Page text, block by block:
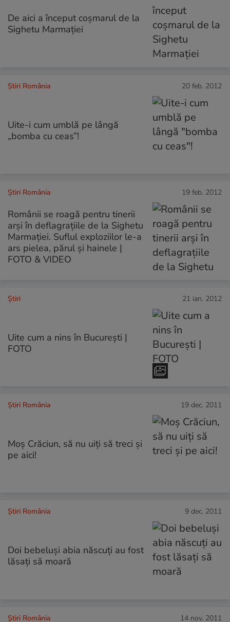
De aici a început coşmarul de la
Sighetu Marmaţiei
Știri România 20 feb. 2012
Uite-i cum umblă pe lângă
„bomba cu ceas”!
Știri România 19 feb. 2012
Românii se roagă pentru tinerii
arşi în deflagraţiile de la Sighetu
Marmaţiei. Suflul exploziilor le-a
ars pielea, părul şi hainele |
FOTO & VIDEO
Ştiri 21 ian. 2012
Uite cum a nins în Bucureşti |
FOTO
Știri România 19 dec. 2011
Moş Crăciun, să nu uiţi să treci şi
pe aici!
Știri România 9 dec. 2011
Doi bebeluşi abia născuţi au fost
lăsaţi să moară
Știri România 14 nov. 2011